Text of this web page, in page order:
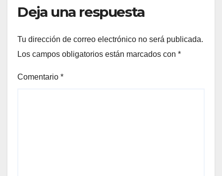
Deja una respuesta
Tu dirección de correo electrónico no será publicada.
Los campos obligatorios están marcados con *
Comentario *